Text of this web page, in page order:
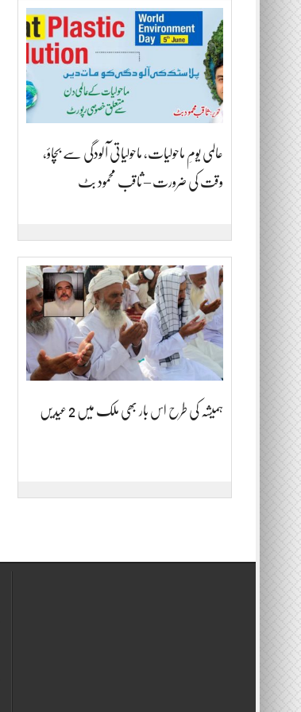
عالمی یومِ ماحولیات، ماحولیاتی آلودگی سے بچاؤ،
وقت کی ضرورت – ثاقب محمود بٹ
ہمیشہ کی طرح اس بار بھی ملک میں 2 عیدیں